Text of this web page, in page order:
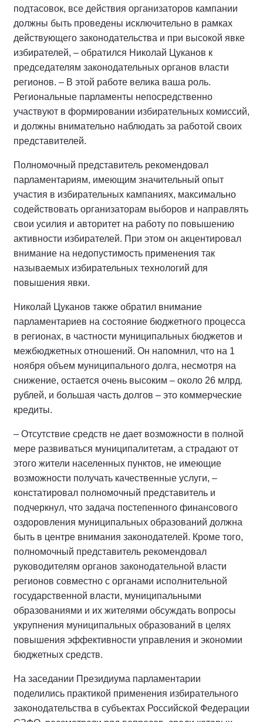
подтасовок, все действия организаторов кампании
должны быть проведены исключительно в рамках
действующего законодательства и при высокой явке
избирателей, – обратился Николай Цуканов к
председателям законодательных органов власти
регионов. – В этой работе велика ваша роль.
Региональные парламенты непосредственно
участвуют в формировании избирательных комиссий,
и должны внимательно наблюдать за работой своих
представителей.
Полномочный представитель рекомендовал
парламентариям, имеющим значительный опыт
участия в избирательных кампаниях, максимально
содействовать организаторам выборов и направлять
свои усилия и авторитет на работу по повышению
активности избирателей. При этом он акцентировал
внимание на недопустимость применения так
называемых избирательных технологий для
повышения явки.
Николай Цуканов также обратил внимание
парламентариев на состояние бюджетного процесса
в регионах, в частности муниципальных бюджетов и
межбюджетных отношений. Он напомнил, что на 1
ноября объем муниципального долга, несмотря на
снижение, остается очень высоким – около 26 млрд.
рублей, и большая часть долгов – это коммерческие
кредиты.
– Отсутствие средств не дает возможности в полной
мере развиваться муниципалитетам, а страдают от
этого жители населенных пунктов, не имеющие
возможности получать качественные услуги, –
констатировал полномочный представитель и
подчеркнул, что задача постепенного финансового
оздоровления муниципальных образований должна
быть в центре внимания законодателей. Кроме того,
полномочный представитель рекомендовал
руководителям органов законодательной власти
регионов совместно с органами исполнительной
государственной власти, муниципальными
образованиями и их жителями обсуждать вопросы
укрупнения муниципальных образований в целях
повышения эффективности управления и экономии
бюджетных средств.
На заседании Президиума парламентарии
поделились практикой применения избирательного
законодательства в субъектах Российской Федерации